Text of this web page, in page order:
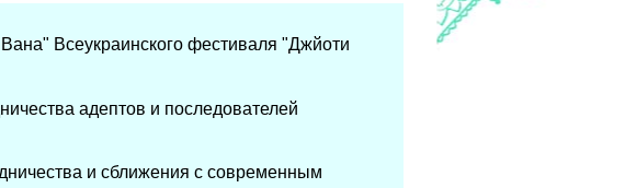
Всеукраинского фестиваля "Джйоти
адептов и последователей
и сближения с современным